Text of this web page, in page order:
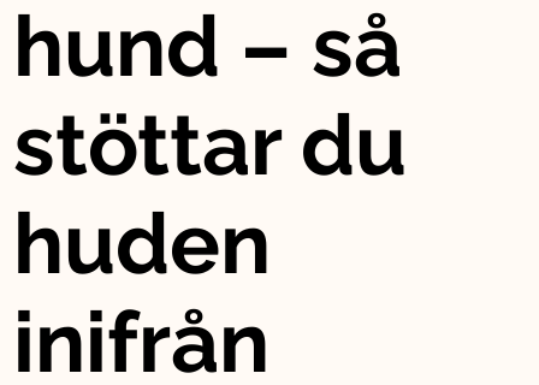
hund – så
stöttar du
huden
inifrån